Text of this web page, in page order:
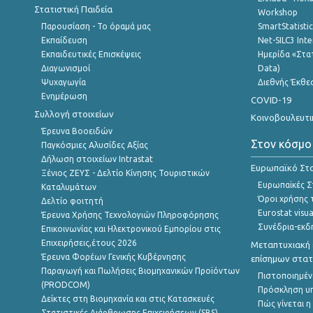
Στατιστική Παιδεία
Παρουσίαση - Το όραμά μας
Εκπαίδευση
Εκπαιδευτικές Επισκέψεις
Διαγωνισμοί
Ψυχαγωγία
Ενημέρωση
Συλλογή στοιχείων
Έρευνα Βοοειδών
Παγκόσμιες Αλυσίδες Αξίας
Δήλωση στοιχείων Intrastat
Ξένιος ΖΕΥΣ - Δελτίο Κίνησης Τουριστικών
Καταλυμάτων
Δελτίο φοιτητή
Έρευνα Χρήσης Τεχνολογιών Πληροφόρησης
Επικοινωνίας και Ηλεκτρονικού Εμπορίου στις
Επιχειρήσεις,έτους 2026
Έρευνα Φορέων Γενικής Κυβέρνησης
Παραγωγή και Πωλήσεις Βιομηχανικών Προϊόντων
(PRODCOM)
Δείκτες στη Βιομηχανία και στις Κατασκευές
Workshop
Net-SILC3
Ημερίδα
Data)
Διεθνής
COVID-19
Στον κόσμο
Ευρωπαϊκό
Ευρωπαϊκές
Όροι χρήσης
Eurostat
Συνέδρια-
Μεταπτυχιακή
επίσημων
Πρόσκληση
Πώς γίνεται